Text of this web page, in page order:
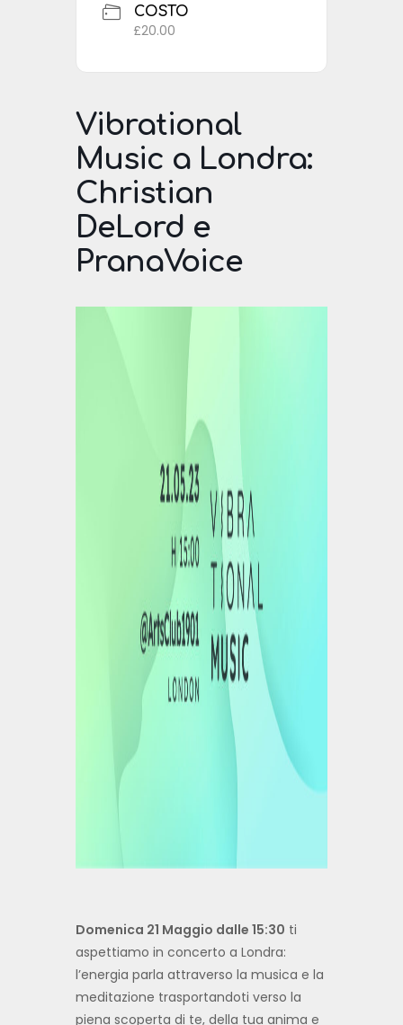
COSTO
£20.00
Vibrational
Music a Londra:
Christian
DeLord e
PranaVoice
Domenica 21 Maggio dalle 15:30 ti
aspettiamo in concerto a Londra:
l’energia parla attraverso la musica e la
meditazione trasportandoti verso la
piena scoperta di te, della tua anima e